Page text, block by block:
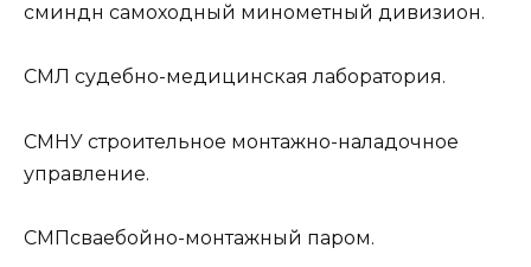
сминдн самоходный минометный дивизион.
СМЛ судебно-медицинская лаборатория.
СМНУ строительное монтажно-наладочное
управление.
СМПсваебойно-монтажный паром.